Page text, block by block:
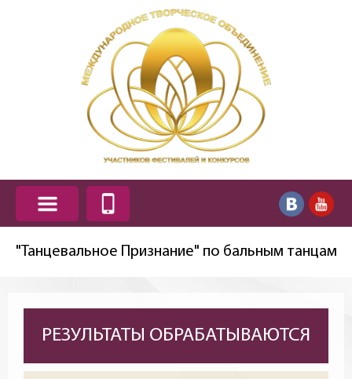
"Танцевальное Признание" по бальным танцам
РЕЗУЛЬТАТЫ ОБРАБАТЫВАЮТСЯ